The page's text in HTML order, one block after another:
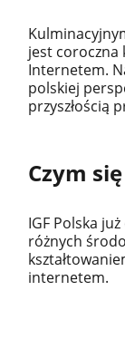
jest coroczna
Internetem.
polskiej
przyszłością
Czym
IGF Polska
różnych
internetem.